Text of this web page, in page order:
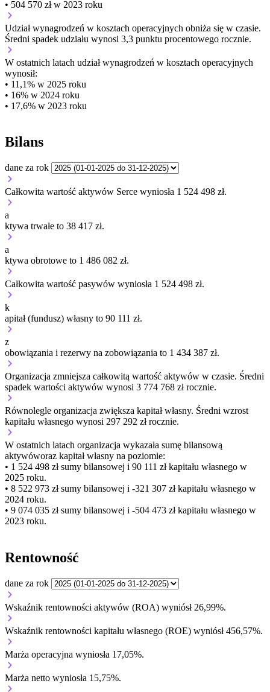
• 504 570 zł w 2023 roku
Udział wynagrodzeń w kosztach operacyjnych obniża się w czasie.
Średni spadek udziału wynosi 3,3 punktu procentowego rocznie.
W ostatnich latach udział wynagrodzeń w kosztach operacyjnych
wynosił:
• 11,1% w 2025 roku
• 16% w 2024 roku
• 17,6% w 2023 roku
Bilans
dane za rok
Całkowita wartość aktywów Serce wyniosła 1 524 498 zł.
a
ktywa trwałe to 38 417 zł.
a
ktywa obrotowe to 1 486 082 zł.
Całkowita wartość pasywów wyniosła 1 524 498 zł.
k
apitał (fundusz) własny to 90 111 zł.
z
obowiązania i rezerwy na zobowiązania to 1 434 387 zł.
Organizacja zmniejsza całkowitą wartość aktywów w czasie. Średni
spadek wartości aktywów wynosi 3 774 768 zł rocznie.
Równolegle organizacja zwiększa kapitał własny. Średni wzrost
kapitału własnego wynosi 297 292 zł rocznie.
W ostatnich latach organizacja wykazała sumę bilansową
aktywóworaz kapitał własny na poziomie:
• 1 524 498 złsumy bilansowej i 90 111 zł kapitału własnego w
2025 roku.
• 8 522 973 złsumy bilansowej i -321 307 zł kapitału własnego w
2024 roku.
• 9 074 035 złsumy bilansowej i -504 473 zł kapitału własnego w
2023 roku.
Rentowność
dane za rok
Wskaźnik rentowności aktywów (ROA) wyniósł 26,99%.
Wskaźnik rentowności kapitału własnego (ROE) wyniósł 456,57%.
Marża operacyjna wyniosła 17,05%.
Marża netto wyniosła 15,75%.